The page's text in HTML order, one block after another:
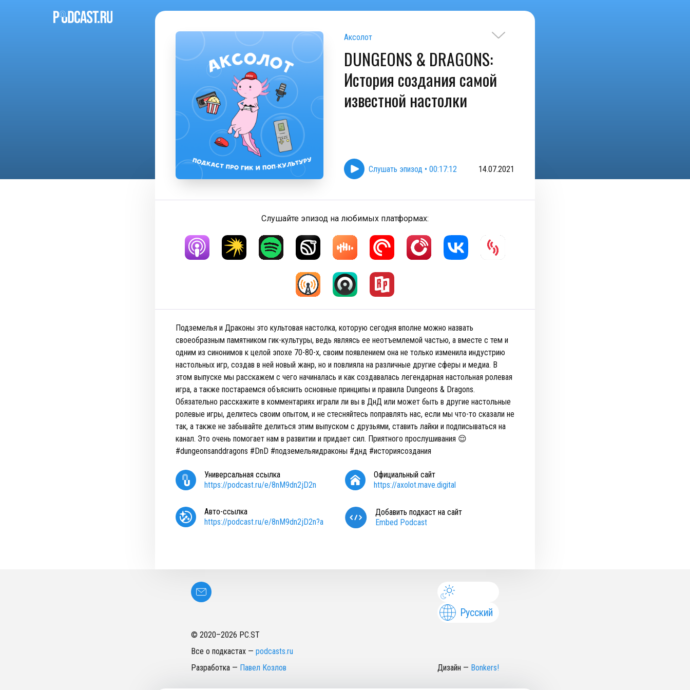
Аксолот
DUNGEONS & DRAGONS:
История создания самой
известной настолки
Слушать эпизод • 00:17:12 14.07.2021
Слушайте эпизод на любимых платформах:
Подземелья и Драконы это культовая настолка, которую сегодня вполне можно назвать
своеобразным памятником гик-культуры, ведь являясь ее неотъемлемой частью, а вместе с тем и
одним из синонимов к целой эпохе 70-80-х, своим появлением она не только изменила индустрию
настольных игр, создав в ней новый жанр, но и повлияла на различные другие сферы и медиа. В
этом выпуске мы расскажем с чего начиналась и как создавалась легендарная настольная ролевая
игра, а также постараемся объяснить основные принципы и правила Dungeons & Dragons.
Обязательно расскажите в комментариях играли ли вы в ДнД или может быть в другие настольные
ролевые игры, делитесь своим опытом, и не стесняйтесь поправлять нас, если мы что-то сказали не
так, а также не забывайте делиться этим выпуском с друзьями, ставить лайки и подписываться на
канал. Это очень помогает нам в развитии и придает сил. Приятного прослушивания 😌
#dungeonsanddragons #DnD #подземельяидраконы #днд #историясоздания
Универсальная ссылка
https://podcast.ru/e/8nM9dn2jD2n
Официальный сайт
https://axolot.mave.digital
Авто-ссылка
https://podcast.ru/e/8nM9dn2jD2n?a
Добавить подкаст на сайт
Embed Podcast
Русский
© 2020–2026 PC.ST
Все о подкастах — podcasts.ru
Разработка — Павел Козлов Дизайн — Bonkers!